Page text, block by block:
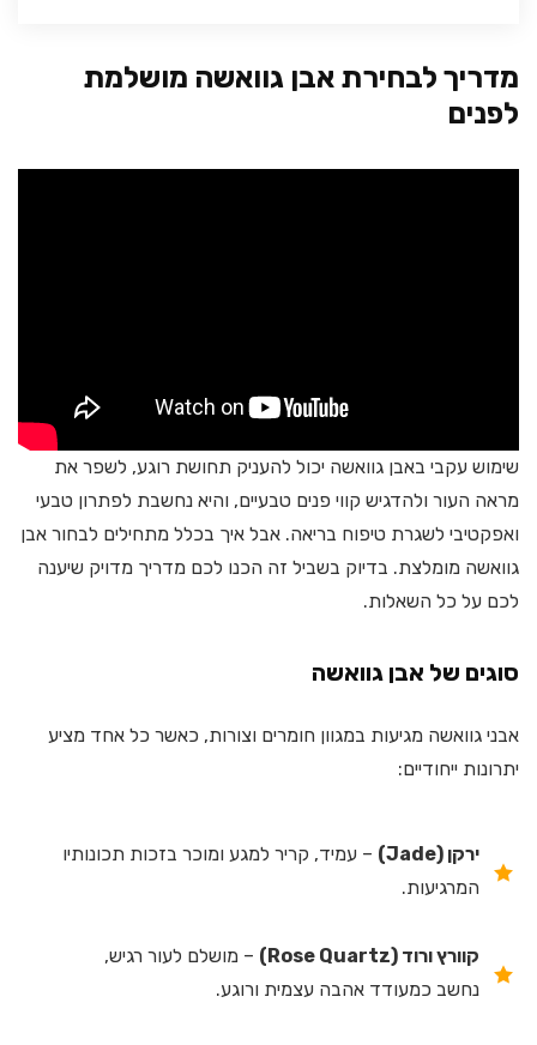
מדריך לבחירת אבן גוואשה מושלמת
לפנים
שימוש עקבי באבן גוואשה יכול להעניק תחושת רוגע, לשפר את
מראה העור ולהדגיש קווי פנים טבעיים, והיא נחשבת לפתרון טבעי
ואפקטיבי לשגרת טיפוח בריאה. אבל איך בכלל מתחילים לבחור אבן
גוואשה מומלצת. בדיוק בשביל זה הכנו לכם מדריך מדויק שיענה
לכם על כל השאלות.
סוגים של אבן גוואשה
אבני גוואשה מגיעות במגוון חומרים וצורות, כאשר כל אחד מציע
יתרונות ייחודיים:
ירקן (Jade)
– עמיד, קריר למגע ומוכר בזכות תכונותיו
המרגיעות.
קוורץ ורוד (Rose Quartz)
– מושלם לעור רגיש,
נחשב כמעודד אהבה עצמית ורוגע.